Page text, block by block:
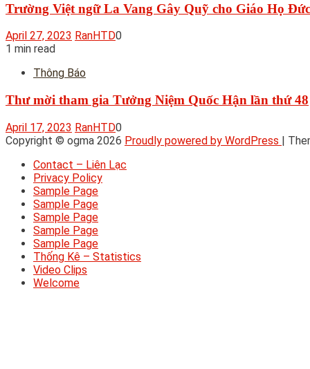
Trường Việt ngữ La Vang Gây Quỹ cho Giáo Họ
April 27, 2023 RanHTD0
1 min read
Thông Báo
Thư mời tham gia Tưởng Niệm Quốc Hận lần thứ 48
April 17, 2023 RanHTD0
Copyright © ogma 2026 Proudly powered by WordPress |
Contact – Liên Lạc
Privacy Policy
Sample Page
Sample Page
Sample Page
Sample Page
Sample Page
Thống Kê – Statistics
Video Clips
Welcome